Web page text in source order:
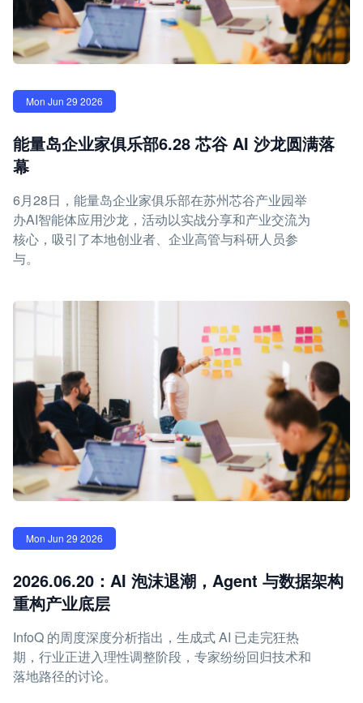
Mon Jun 29 2026
能量岛企业家俱乐部6.28 芯谷 AI 沙龙圆满落
幕
6月28日，能量岛企业家俱乐部在苏州芯谷产业园举
办AI智能体应用沙龙，活动以实战分享和产业交流为
核心，吸引了本地创业者、企业高管与科研人员参
与。
Mon Jun 29 2026
2026.06.20：AI 泡沫退潮，Agent 与数据架构
重构产业底层
InfoQ 的周度深度分析指出，生成式 AI 已走完狂热
期，行业正进入理性调整阶段，专家纷纷回归技术和
落地路径的讨论。